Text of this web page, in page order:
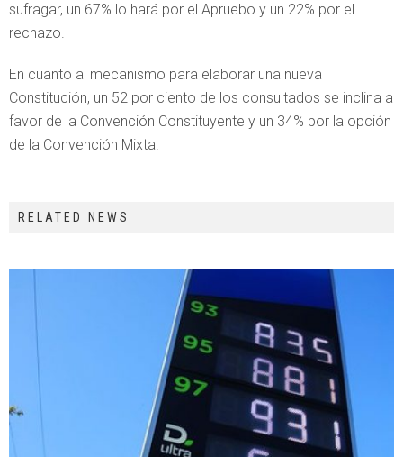
sufragar, un 67% lo hará por el Apruebo y un 22% por el
rechazo.
En cuanto al mecanismo para elaborar una nueva
Constitución, un 52 por ciento de los consultados se inclina a
favor de la Convención Constituyente y un 34% por la opción
de la Convención Mixta.
RELATED NEWS